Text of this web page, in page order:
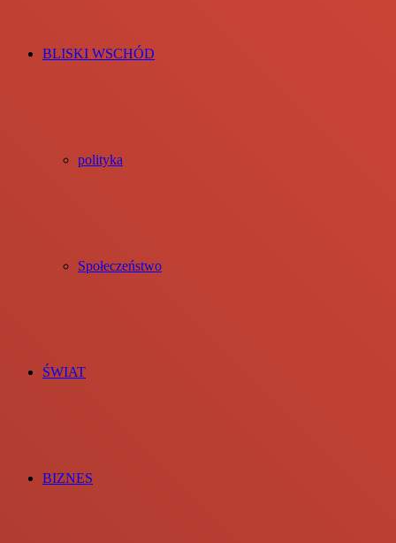
BLISKI WSCHÓD
polityka
Społeczeństwo
ŚWIAT
BIZNES